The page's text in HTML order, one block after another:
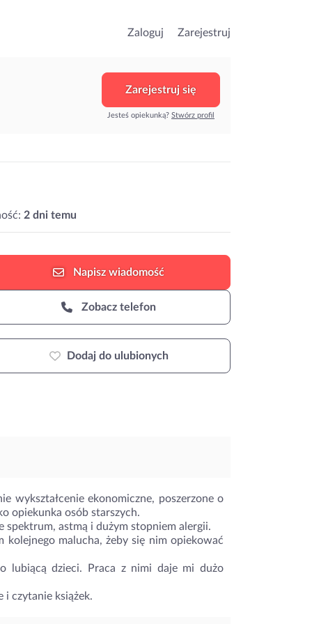
Zaloguj Zarejestruj
Zarejestruj się
Jesteś opiekunką? Stwórz profil
2 dni temu
Napisz wiadomość
Zobacz telefon
Dodaj do ulubionych
wykształcenie ekonomiczne, poszerzone o
opiekunka osób starszych.
spektrum, astmą i dużym stopniem alergii.
kolejnego malucha, żeby się nim opiekować
lubiącą dzieci. Praca z nimi daje mi dużo
i czytanie książek.